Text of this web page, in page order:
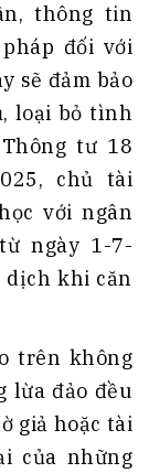
thông tin
đối với
sẽ đảm bảo
loại bỏ tình
tư 18
chủ tài
với ngân
ngày 1-7-
dịch khi căn
trên không
lừa đảo đều
giả hoặc tài
của những